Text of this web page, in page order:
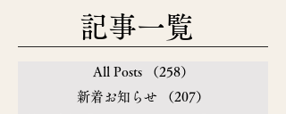
​記事一覧
All Posts （258）
新着お知らせ
（207）